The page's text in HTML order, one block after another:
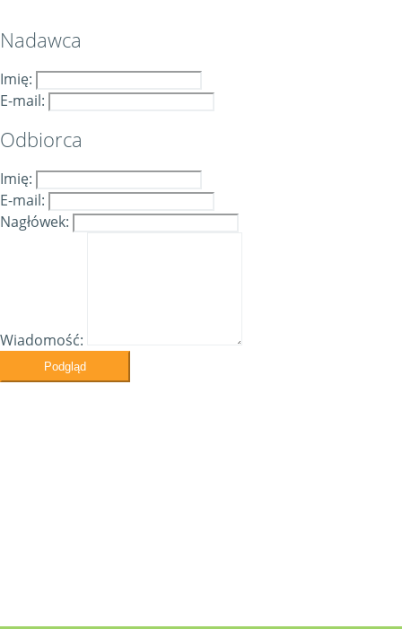
Nadawca
Imię:
E-mail:
Odbiorca
Imię:
E-mail:
Nagłówek:
Wiadomość:
Podgląd